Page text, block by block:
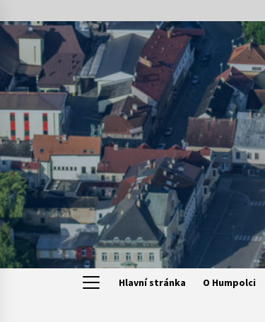
to
content
Hlavní stránka O Humpolci